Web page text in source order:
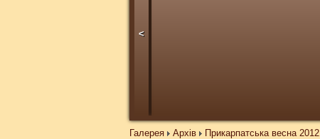
<
Галерея Архів Прикарпатська весна 2012